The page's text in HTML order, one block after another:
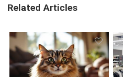
Related Articles